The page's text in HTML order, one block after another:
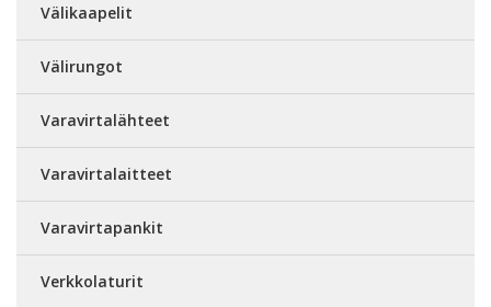
Välikaapelit
Välirungot
Varavirtalähteet
Varavirtalaitteet
Varavirtapankit
Verkkolaturit